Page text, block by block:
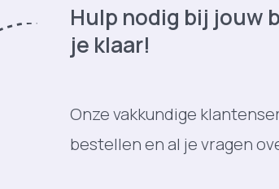
Hulp nodig bij jouw
je klaar!
Onze vakkundige
bestellen en al je vragen